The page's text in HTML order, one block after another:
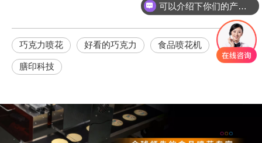
巧克力喷花 好看的巧克力 食品喷花机
膳印科技
可以介绍下你们的产品么